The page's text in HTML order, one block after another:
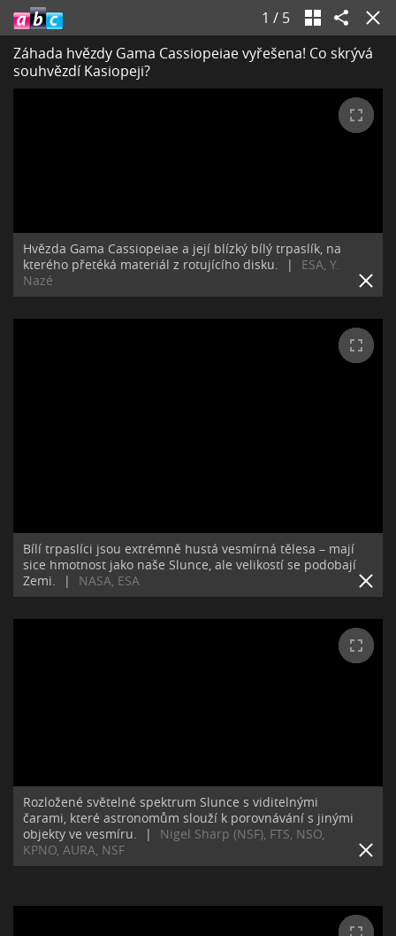
1 / 5
Záhada hvězdy Gama Cassiopeiae vyřešena! Co skrývá
souhvězdí Kasiopeji?
Hvězda Gama Cassiopeiae a její blízký bílý trpaslík, na
kterého přetéká materiál z rotujícího disku.
|
ESA, Y.
Nazé
Bílí trpaslíci jsou extrémně hustá vesmírná tělesa – mají
sice hmotnost jako naše Slunce, ale velikostí se podobají
Zemi.
| NASA, ESA
Rozložené světelné spektrum Slunce s viditelnými
čarami, které astronomům slouží k porovnávání s jinými
objekty ve vesmíru.
|
Nigel Sharp (NSF), FTS, NSO,
KPNO, AURA, NSF